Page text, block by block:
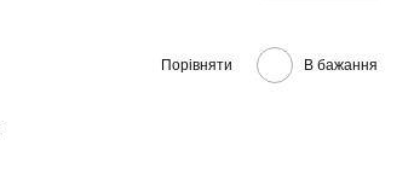
Порівняти В бажання